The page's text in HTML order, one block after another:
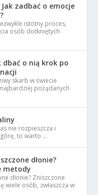
zadbać o emocje
istotny proces,
osób dotkniętych
o nią krok po
skarb w świecie
pożądanych
nie rozpieszcza i
górę, to warto …
dłonie?
metody
dłonie? Zniszczone
wiele osób, zwłaszcza w